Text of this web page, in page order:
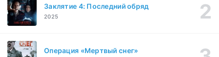
Заклятие 4: Последний обряд
2025
Операция «Мертвый снег»